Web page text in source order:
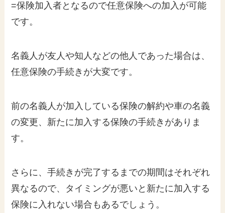
=保険加入者となるので任意保険への加入が可能
です。
名義人が友人や知人などの他人であった場合は、
任意保険の手続きが大変です。
前の名義人が加入している保険の解約や車の名義
の変更、新たに加入する保険の手続きがありま
す。
さらに、手続きが完了するまでの期間はそれぞれ
異なるので、タイミングが悪いと新たに加入する
保険に入れない場合もあるでしょう。